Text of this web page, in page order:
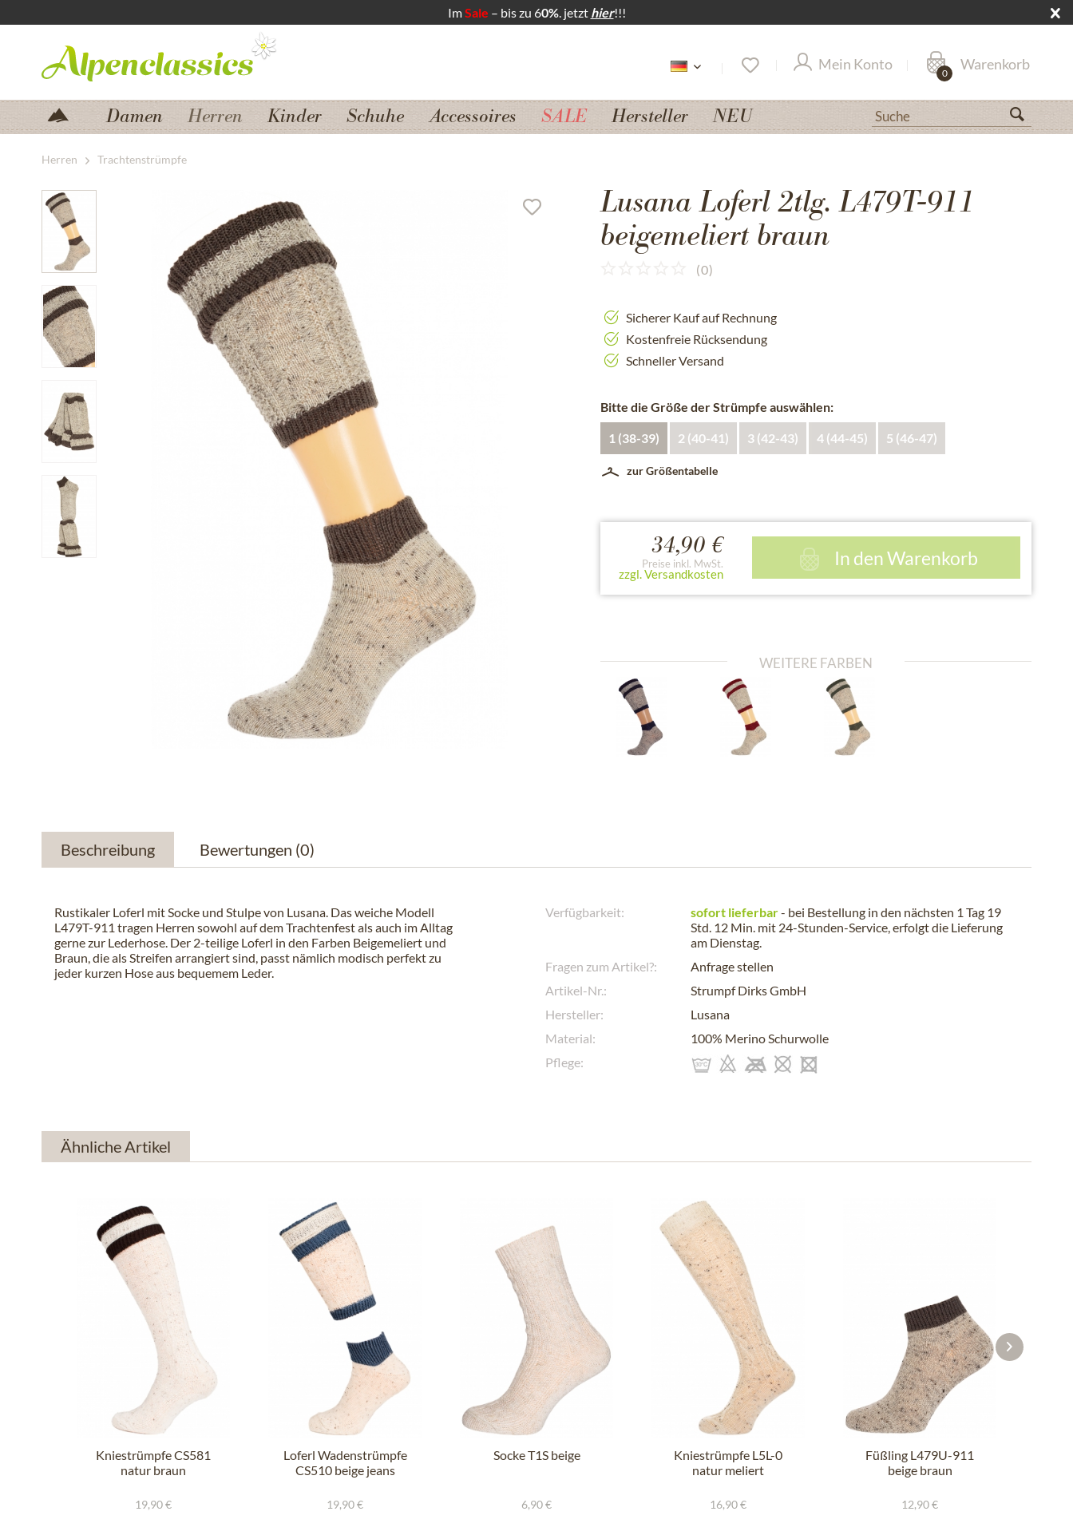
ImSale – bis zu 60%. jetzt hier!!!
Zum Hauptbereich springen
Mein Konto Warenkorb
0
Damen Herren Kinder Schuhe Accessoires SALE Hersteller NEU
Herren Trachtenstrümpfe
Lusana Loferl 2tlg. L479T-911
beigemeliert braun
(0)
Sicherer Kauf auf Rechnung
Kostenfreie Rücksendung
Schneller Versand
Bitte die Größe der Strümpfe auswählen:
1 (38-39) 2 (40-41) 3 (42-43) 4 (44-45) 5 (46-47)
zur Größentabelle
34,90 €
Preise inkl. MwSt.
zzgl. Versandkosten
In denWarenkorb
WEITERE FARBEN
Beschreibung Bewertungen (0)
Rustikaler Loferl mit Socke und Stulpe von Lusana. Das weiche Modell
L479T-911 tragen Herren sowohl auf dem Trachtenfest als auch im Alltag
gerne zur Lederhose. Der 2-teilige Loferl in den Farben Beigemeliert und
Braun, die als Streifen arrangiert sind, passt nämlich modisch perfekt zu
jeder kurzen Hose aus bequemem Leder.
Verfügbarkeit: sofort lieferbar- bei Bestellung in den nächsten 1 Tag 19
Std. 12 Min. mit 24-Stunden-Service, erfolgt die Lieferung
am Dienstag.
Fragen zum Artikel?:
Anfrage stellen
Artikel-Nr.:
Strumpf Dirks GmbH
Hersteller:
Lusana
Material:
100% Merino Schurwolle
Pflege:
Ähnliche Artikel
Kniestrümpfe CS581
natur braun
19,90 €
Loferl Wadenstrümpfe
CS510 beige jeans
19,90 €
Socke T1S beige
6,90 €
Kniestrümpfe L5L-0
natur meliert
16,90 €
Füßling L479U-911
beige braun
12,90 €